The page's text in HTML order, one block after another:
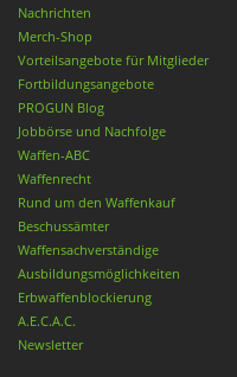
Nachrichten
Merch-Shop
Vorteilsangebote für Mitglieder
Fortbildungsangebote
PROGUN Blog
Jobbörse und Nachfolge
Waffen-ABC
Waffenrecht
Rund um den Waffenkauf
Beschussämter
Waffensachverständige
Ausbildungsmöglichkeiten
Erbwaffenblockierung
A.E.C.A.C.
Newsletter